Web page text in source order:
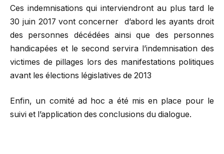
Ces indemnisations qui interviendront au plus tard le
30 juin 2017 vont concerner d’abord les ayants droit
des personnes décédées ainsi que des personnes
handicapées et le second servira l’indemnisation des
victimes de pillages lors des manifestations politiques
avant les élections législatives de 2013
Enfin, un comité ad hoc a été mis en place pour le
suivi et l’application des conclusions du dialogue.